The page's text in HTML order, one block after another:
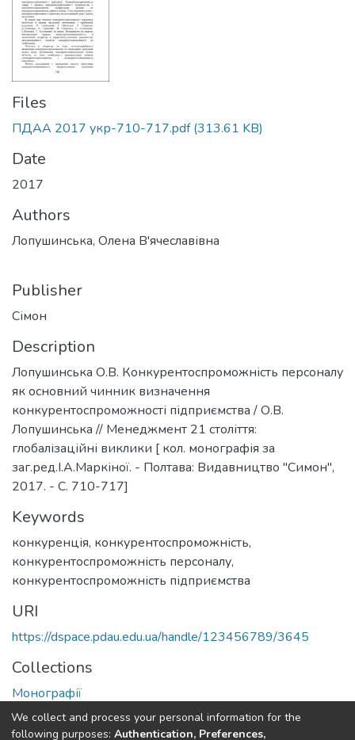
Files
ПДАА 2017 укр-710-717.pdf(313.61 KB)
Date
2017
Authors
Лопушинська, Олена В'ячеславівна
Publisher
Сімон
Description
Лопушинська О.В. Конкурентоспроможність персоналу
як основний чинник визначення
конкурентоспроможності підприємства / О.В.
Лопушинська // Менеджмент 21 століття:
глобалізаційні виклики [ кол. монографія за
заг.ред.І.А.Маркіної. - Полтава: Видавництво "Симон",
2017. - С. 710-717]
Keywords
конкуренція, конкурентоспроможність,
конкурентоспроможність персоналу,
конкурентоспроможність підприємства
URI
https://dspace.pdau.edu.ua/handle/123456789/3645
Collections
Монографії
Full item page
We collect and process your personal information for the
following purposes: Authentication, Preferences,